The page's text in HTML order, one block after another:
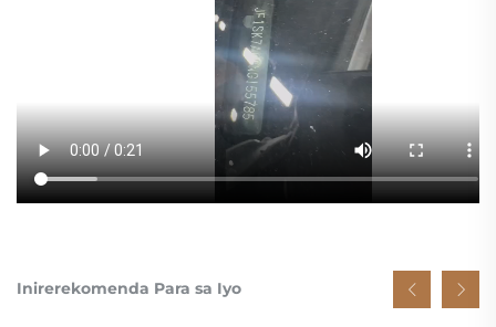
Inirerekomenda Para sa Iyo